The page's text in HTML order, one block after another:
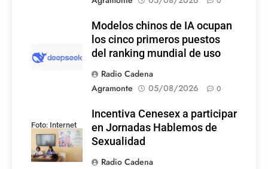
Modelos chinos de IA ocupan
los cinco primeros puestos
del ranking mundial de uso
Radio Cadena
Agramonte
05/08/2026 0
Foto: Internet
Incentiva Cenesex a participar
en Jornadas Hablemos de
Sexualidad
Radio Cadena